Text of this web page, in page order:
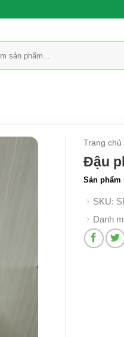
Trang chủ
Đậu
Sản phẩm
SKU:
Danh